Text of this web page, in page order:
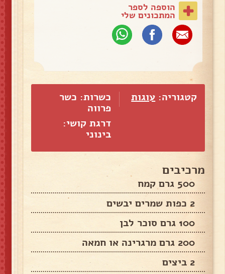
הוספה לספר
המתכונים שלי
קטגוריה: עוגות
כשרות: כשר
פרווה
דרגת קושי:
בינוני
מרכיבים
500 גרם קמח
2 כפות שמרים יבשים
100 גרם סוכר לבן
200 גרם מרגרינה או חמאה
2 ביצים